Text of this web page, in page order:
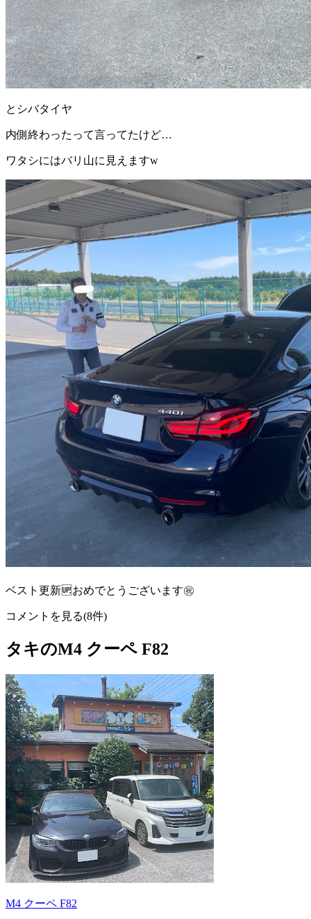
とシバタイヤ
内側終わったって言ってたけど…
ワタシにはバリ山に見えますw
ベスト更新🆙おめでとうございます㊗️
コメントを見る(8件)
タキのM4 クーペ F82
M4 クーペ F82